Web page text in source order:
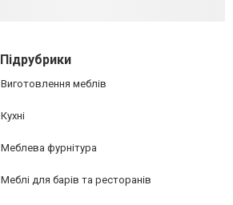
Підрубрики
Виготовлення меблів
Кухні
Меблева фурнітура
Меблі для барів та ресторанів